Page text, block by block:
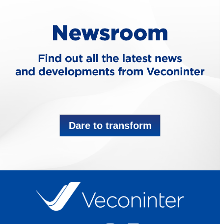
Dare to transform